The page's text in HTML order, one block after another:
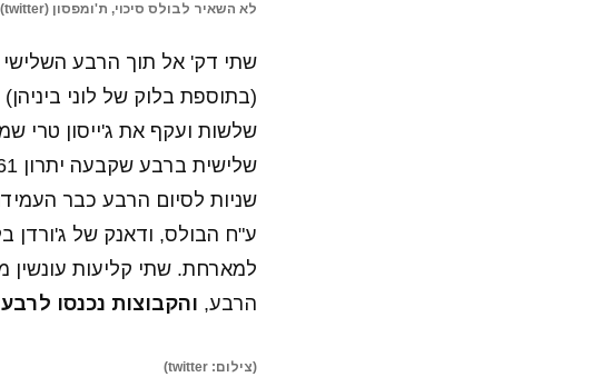
לא השאיר לבולס סיכוי, ת'ומפסון (twitter)
שתי דק' אל תוך הרבע
הרבע, והקבוצות נכנסו לרבע
(צילום: twitter)